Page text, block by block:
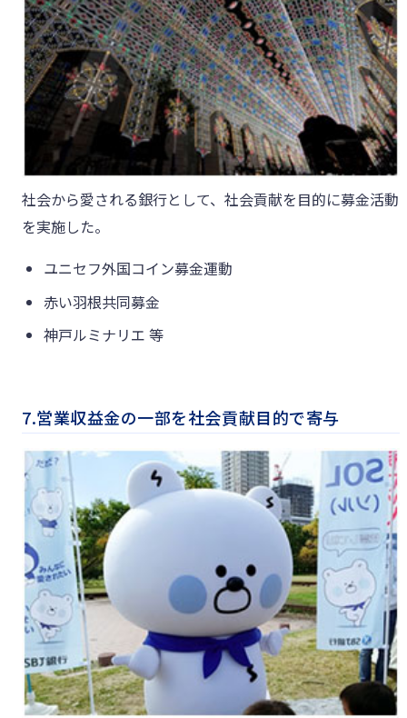
社会から愛される銀行として、社会貢献を目的に募金活動
を実施した。
ユニセフ外国コイン募金運動
赤い羽根共同募金
神戸ルミナリエ 等
7.営業収益金の一部を社会貢献目的で寄与